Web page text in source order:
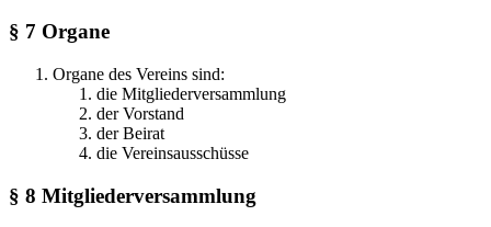
§ 7 Organe
Organe des Vereins sind:
die Mitgliederversammlung
der Vorstand
der Beirat
die Vereinsausschüsse
§ 8 Mitgliederversammlung